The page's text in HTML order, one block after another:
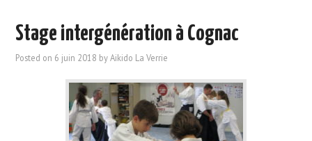
Stage intergénération à Cognac
Posted on 6 juin 2018 byAikido La Verrie